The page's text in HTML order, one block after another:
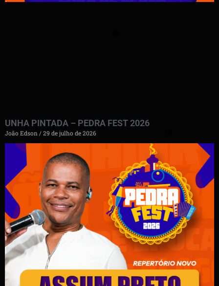
UNHA PINTADA – PEDRA FEST 2026
João Edson 29 de julho de 2026